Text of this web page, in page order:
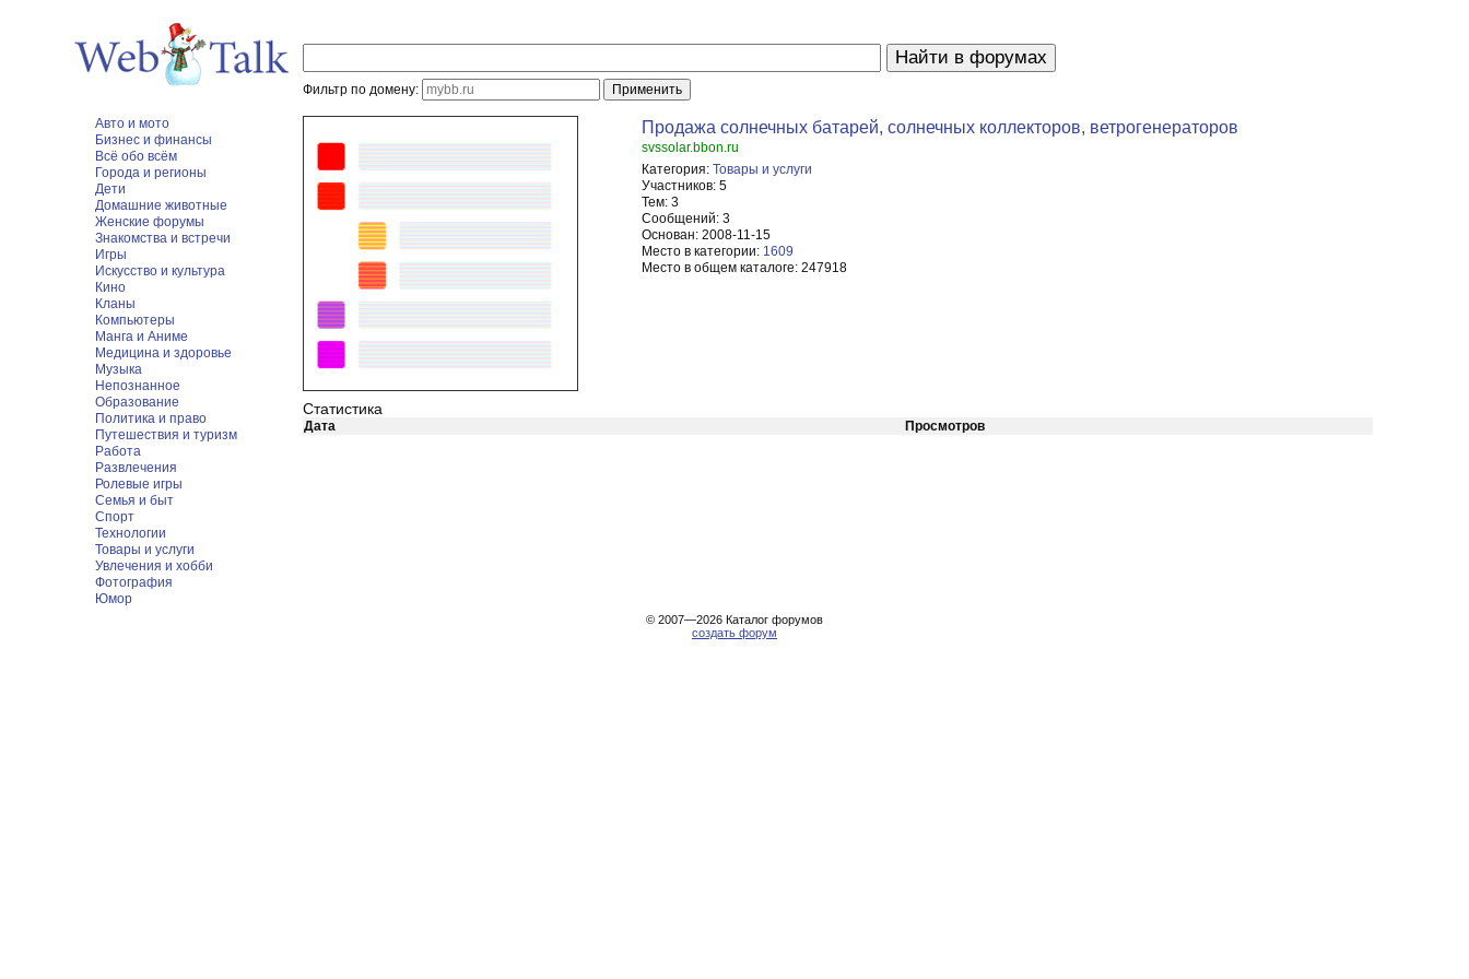
Фильтр по домену:
Авто и мото
Бизнес и финансы
Всё обо всём
Города и регионы
Дети
Домашние животные
Женские форумы
Знакомства и встречи
Игры
Искусство и культура
Кино
Кланы
Компьютеры
Манга и Аниме
Медицина и здоровье
Музыка
Непознанное
Образование
Политика и право
Путешествия и туризм
Работа
Развлечения
Ролевые игры
Семья и быт
Спорт
Технологии
Товары и услуги
Увлечения и хобби
Фотография
Юмор
Продажа солнечных батарей, солнечных коллекторов, ветрогенераторов
svssolar.bbon.ru
Категория: Товары и услуги
Участников: 5
Тем: 3
Сообщений: 3
Основан: 2008-11-15
Место в категории: 1609
Место в общем каталоге: 247918
Статистика
Дата Просмотров
© 2007—2026 Каталог форумов
создать форум